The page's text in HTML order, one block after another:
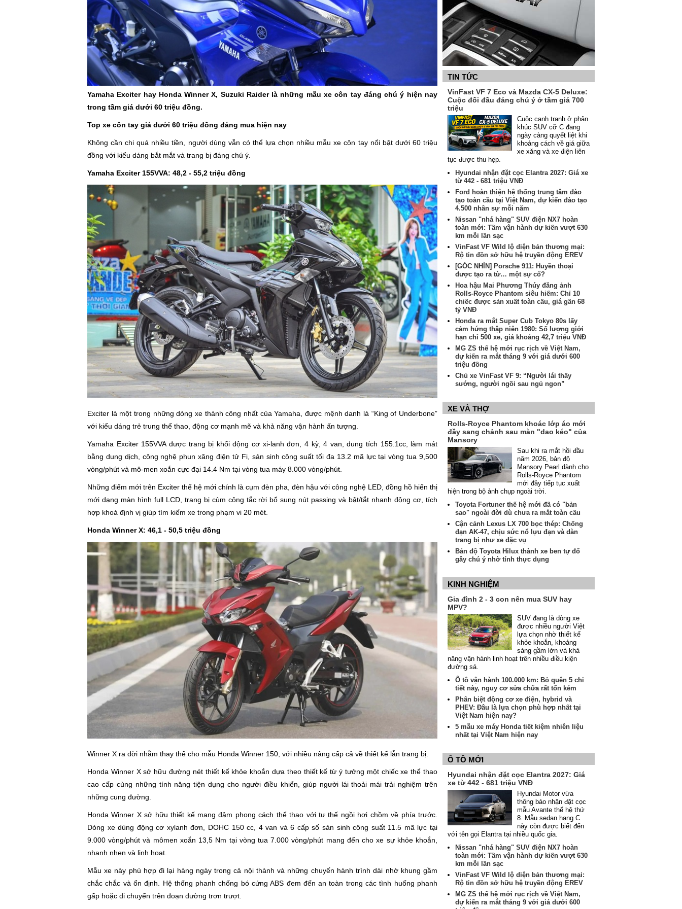
Yamaha Exciter hay Honda Winner X, Suzuki Raider là những mẫu xe côn tay đáng chú ý hiện nay
trong tầm giá dưới 60 triệu đồng.
Top xe côn tay giá dưới 60 triệu đồng đáng mua hiện nay
Không cần chi quá nhiều tiền, người dùng vẫn có thể lựa chọn nhiều mẫu xe côn tay nổi bật dưới 60 triệu
đồng với kiểu dáng bắt mắt và trang bị đáng chú ý.
Yamaha Exciter 155VVA: 48,2 - 55,2 triệu đồng
Exciter là một trong những dòng xe thành công nhất của Yamaha, được mệnh danh là “King of Underbone”
với kiểu dáng trẻ trung thể thao, động cơ mạnh mẽ và khả năng vận hành ấn tượng.
Yamaha Exciter 155VVA được trang bị khối động cơ xi-lanh đơn, 4 kỳ, 4 van, dung tích 155.1cc, làm mát
bằng dung dịch, công nghệ phun xăng điện tử Fi, sản sinh công suất tối đa 13.2 mã lực tại vòng tua 9,500
vòng/phút và mô-men xoắn cực đại 14.4 Nm tại vòng tua máy 8.000 vòng/phút.
Những điểm mới trên Exciter thế hệ mới chính là cụm đèn pha, đèn hậu với công nghệ LED, đồng hồ hiển thị
mới dạng màn hình full LCD, trang bị cùm công tắc rời bổ sung nút passing và bật/tắt nhanh động cơ, tích
hợp khoá định vị giúp tìm kiếm xe trong phạm vi 20 mét.
Honda Winner X: 46,1 - 50,5 triệu đồng
Winner X ra đời nhằm thay thế cho mẫu Honda Winner 150, với nhiều nâng cấp cả về thiết kế lẫn trang bị.
Honda Winner X sở hữu đường nét thiết kế khỏe khoắn dựa theo thiết kế từ ý tưởng một chiếc xe thể thao
cao cấp cùng những tính năng tiện dụng cho người điều khiển, giúp người lái thoải mái trải nghiệm trên
những cung đường.
Honda Winner X sở hữu thiết kế mang đậm phong cách thể thao với tư thế ngồi hơi chồm về phía trước.
Dòng xe dùng động cơ xylanh đơn, DOHC 150 cc, 4 van và 6 cấp số sản sinh công suất 11.5 mã lực tại
9.000 vòng/phút và mômen xoắn 13,5 Nm tại vòng tua 7.000 vòng/phút mang đến cho xe sự khỏe khoắn,
nhanh nhẹn và linh hoạt.
Mẫu xe này phù hợp đi lại hàng ngày trong cả nội thành và những chuyến hành trình dài nhờ khung gầm
chắc chắc và ổn định. Hệ thống phanh chống bó cứng ABS đem đến an toàn trong các tình huống phanh
gấp hoặc di chuyển trên đoạn đường trơn trượt.
TIN TỨC
VinFast VF 7 Eco và Mazda CX-5 Deluxe:
Cuộc đối đầu đáng chú ý ở tầm giá 700
triệu
Cuộc cạnh tranh ở phân
khúc SUV cỡ C đang
ngày càng quyết liệt khi
khoảng cách về giá giữa
xe xăng và xe điện liên
tục được thu hẹp.
Hyundai nhận đặt cọc Elantra 2027: Giá xe
từ 442 - 681 triệu VNĐ
Ford hoàn thiện hệ thống trung tâm đào
tạo toàn cầu tại Việt Nam, dự kiến đào tạo
4.500 nhân sự mỗi năm
Nissan "nhá hàng" SUV điện NX7 hoàn
toàn mới: Tầm vận hành dự kiến vượt 630
km mỗi lần sạc
VinFast VF Wild lộ diện bản thương mại:
Rộ tin đồn sở hữu hệ truyền động EREV
[GÓC NHÌN] Porsche 911: Huyền thoại
được tạo ra từ… một sự cố?
Hoa hậu Mai Phương Thúy đăng ảnh
Rolls-Royce Phantom siêu hiếm: Chỉ 10
chiếc được sản xuất toàn cầu, giá gần 68
tỷ VNĐ
Honda ra mắt Super Cub Tokyo 80s lấy
cảm hứng thập niên 1980: Số lượng giới
hạn chỉ 500 xe, giá khoảng 42,7 triệu VNĐ
MG ZS thế hệ mới rục rịch về Việt Nam,
dự kiến ra mắt tháng 9 với giá dưới 600
triệu đồng
Chủ xe VinFast VF 9: “Người lái thấy
sướng, người ngồi sau ngủ ngon”
XE VÀ THỢ
Rolls-Royce Phantom khoác lớp áo mới
đầy sang chảnh sau màn "dao kéo" của
Mansory
Sau khi ra mắt hồi đầu
năm 2026, bản độ
Mansory Pearl dành cho
Rolls-Royce Phantom
mới đây tiếp tục xuất
hiện trong bộ ảnh chụp ngoài trời.
Toyota Fortuner thế hệ mới đã có "bản
sao" ngoài đời dù chưa ra mắt toàn cầu
Cận cảnh Lexus LX 700 bọc thép: Chống
đạn AK-47, chịu sức nổ lựu đạn và dàn
trang bị như xe đặc vụ
Bản độ Toyota Hilux thành xe ben tự đổ
gây chú ý nhờ tính thực dụng
KINH NGHIỆM
Gia đình 2 - 3 con nên mua SUV hay
MPV?
SUV đang là dòng xe
được nhiều người Việt
lựa chọn nhờ thiết kế
khỏe khoắn, khoảng
sáng gầm lớn và khả
năng vận hành linh hoạt trên nhiều điều kiện
đường sá.
Ô tô vận hành 100.000 km: Bỏ quên 5 chi
tiết này, nguy cơ sửa chữa rất tốn kém
Phân biệt động cơ xe điện, hybrid và
PHEV: Đâu là lựa chọn phù hợp nhất tại
Việt Nam hiện nay?
5 mẫu xe máy Honda tiết kiệm nhiên liệu
nhất tại Việt Nam hiện nay
Ô TÔ MỚI
Hyundai nhận đặt cọc Elantra 2027: Giá
xe từ 442 - 681 triệu VNĐ
Hyundai Motor vừa
thông báo nhận đặt cọc
mẫu Avante thế hệ thứ
8. Mẫu sedan hạng C
này còn được biết đến
với tên gọi Elantra tại nhiều quốc gia.
Nissan "nhá hàng" SUV điện NX7 hoàn
toàn mới: Tầm vận hành dự kiến vượt 630
km mỗi lần sạc
VinFast VF Wild lộ diện bản thương mại:
Rộ tin đồn sở hữu hệ truyền động EREV
MG ZS thế hệ mới rục rịch về Việt Nam,
dự kiến ra mắt tháng 9 với giá dưới 600